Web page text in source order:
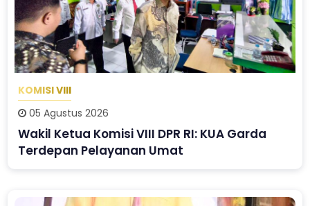
KOMISI VIII
05 Agustus 2026
Wakil Ketua Komisi VIII DPR RI: KUA Garda
Terdepan Pelayanan Umat